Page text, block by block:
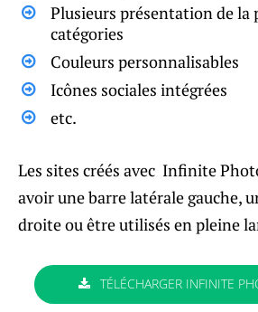
Plusieurs présentation de la
catégories
Couleurs personnalisables
Icônes sociales intégrées
etc.
Les sites créés avec Infinite
avoir une barre latérale gauche,
droite ou être utilisés en pleine
TÉLÉCHARGER INFINITE